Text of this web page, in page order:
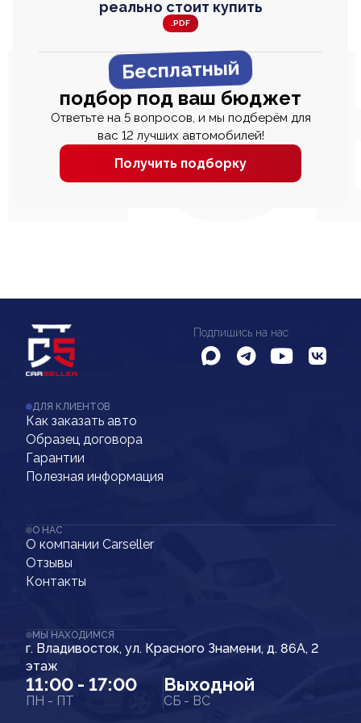
реально стоит купить
.PDF
Бесплатный
подбор под ваш бюджет
Ответьте на 5 вопросов, и мы подберём для
вас 12 лучших автомобилей!
Получить подборку
Подпишись на нас
ДЛЯ КЛИЕНТОВ
Как заказать авто
Образец договора
Гарантии
Полезная информация
О НАС
О компании Carseller
Отзывы
Контакты
МЫ НАХОДИМСЯ
г. Владивосток, ул. Красного Знамени, д. 86А, 2
этаж
11:00 - 17:00
ПН - ПТ
Выходной
СБ - ВС